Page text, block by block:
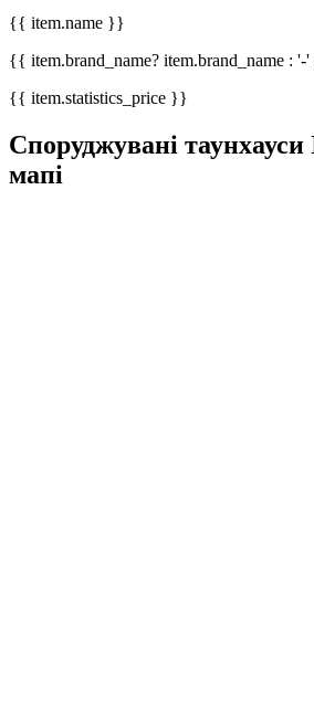
{{ item.name }}
{{ item.brand_name? item.brand_name :
{{ item.statistics_price }}
Споруджувані таунхауси
мапі